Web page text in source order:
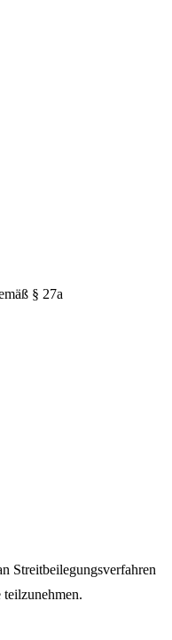
§ 27a
Streitbeilegungsverfahren